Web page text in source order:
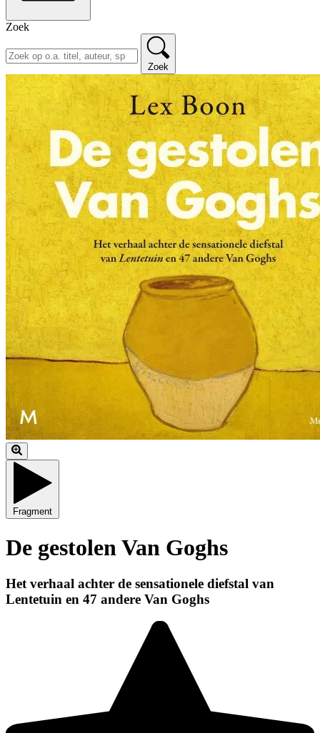
Zoek
Zoek
Fragment
De gestolen Van Goghs
Het verhaal achter de sensationele diefstal van
Lentetuin en 47 andere Van Goghs